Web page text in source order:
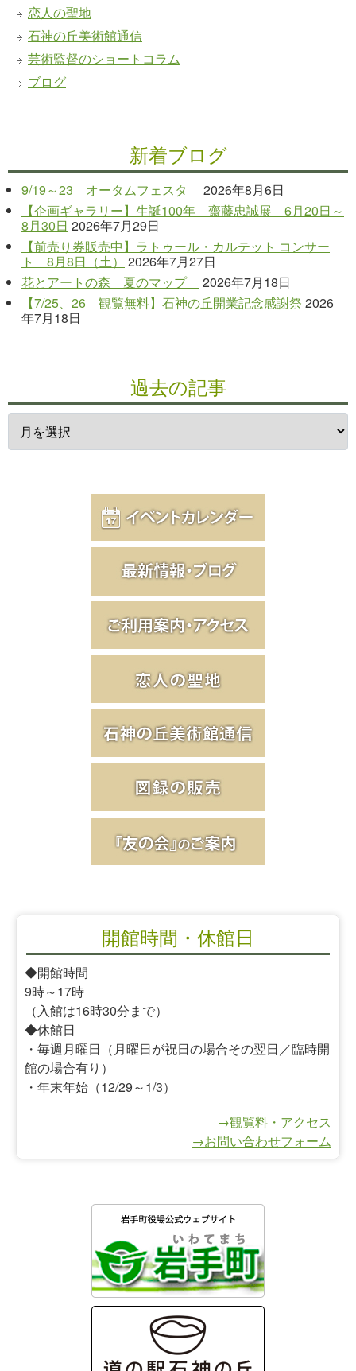
恋人の聖地
石神の丘美術館通信
芸術監督のショートコラム
ブログ
新着ブログ
9/19～23 オータムフェスタ
2026年8月6日
【企画ギャラリー】生誕100年 齋藤忠誠展 6月20日～
8月30日 2026年7月29日
【前売り券販売中】ラトゥール・カルテット コンサー
ト 8月8日（土）
2026年7月27日
花とアートの森 夏のマップ
2026年7月18日
【7/25、26 観覧無料】石神の丘開業記念感謝祭 2026
年7月18日
過去の記事
開館時間・休館日
◆開館時間
9時～17時
（入館は16時30分まで）
◆休館日
・毎週月曜日（月曜日が祝日の場合その翌日／臨時開
館の場合有り）
・年末年始（12/29～1/3）
→観覧料・アクセス
→お問い合わせフォーム